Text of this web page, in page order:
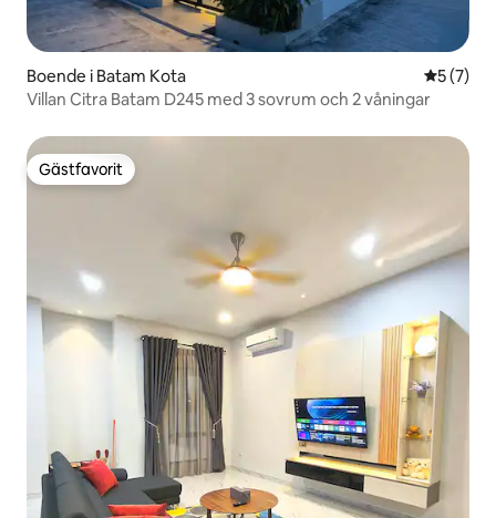
Boende i Batam Kota 5 av 5 i
5 (7)
Villan Citra Batam D245 med 3 sovrum och 2 våningar
Gästfavorit
Gästfavorit